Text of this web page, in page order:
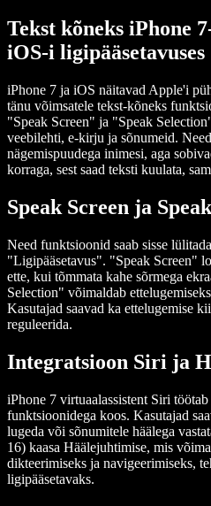
Tekst kõneks iPhone
iOS-i ligipääsetavuses
iPhone 7 ja iOS näitavad Apple'i
tänu võimsatele tekst-kõneks
"Speak Screen" ja "Speak
veebilehti, e-kirju ja sõnumeid.
nägemispuudega inimesi, aga
korraga, sest saad teksti kuulata,
Speak Screen ja
Need funktsioonid saab sisse
"Ligipääsetavus". "Speak Screen"
ette, kui tõmmata kahe sõrmega
Selection" võimaldab
Kasutajad saavad ka ettelugemise
reguleerida.
Integratsioon Siri ja
iPhone 7 virtuaalassistent Siri
funktsioonidega koos. Kasutajad
lugeda või sõnumitele häälega
16) kaasa Häälejuhtimise, mis
dikteerimiseks ja navigeerimiseks,
ligipääsetavaks.